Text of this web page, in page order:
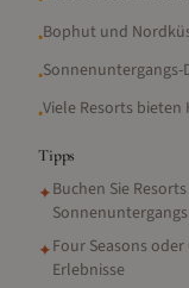
•Bophut und
•
•Viele Resorts bieten
Tipps
✦Buchen Sie
✦Four Seasons
Erlebnisse